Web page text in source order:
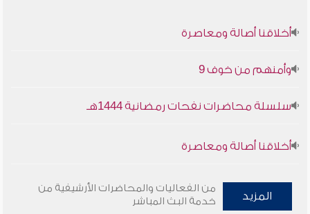
سلسلة محاضرات نفحات رمضانية 1444هـ
المزيد
من الفعاليات والمحاضرات الأرشيفية من
خدمة البث المباشر